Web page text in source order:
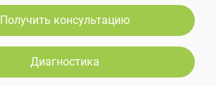
Получить консультацию
Диагностика